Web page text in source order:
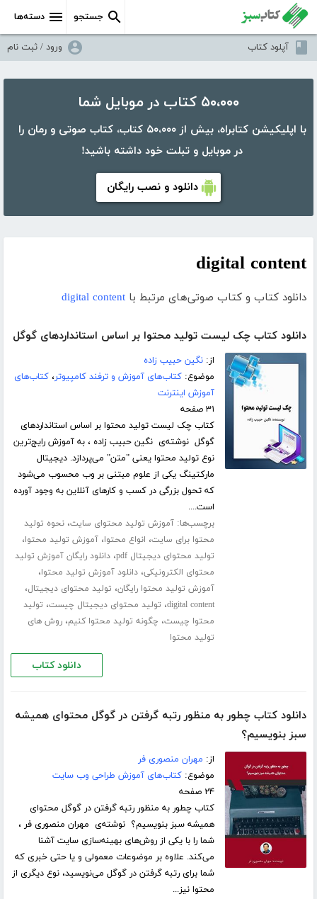
دسته‌ها جستجو
آپلود کتاب ورود / ثبت نام
۵۰،۰۰۰ کتاب در موبایل شما
با اپلیکیشن کتابراه، بیش از ۵۰،۰۰۰ کتاب، کتاب صوتی و رمان را
در موبایل و تبلت خود داشته باشید!
دانلود و نصب رایگان
digital content
دانلود کتاب و کتاب صوتی‌های مرتبط با digital content
دانلود کتاب چک لیست تولید محتوا بر اساس استانداردهای گوگل
از:نگین حبیب زاده
موضوع:کتاب‌های آموزش و ترفند کامپیوتر،کتاب‌های
آموزش اینترنت
۳۱ صفحه
کتاب چک لیست تولید محتوا بر اساس استانداردهای
گوگل نوشته‌ی نگین حبیب زاده ، به آموزش رایج‌ترین
نوع تولید محتوا یعنی "متن" می‌پردازد. دیجیتال
مارکتینگ یکی از علوم مبتنی بر وب محسوب می‌شود
که تحول بزرگی در کسب و کارهای آنلاین به وجود آورده
است....
برچسب‌ها:آموزش تولید محتوای سایت،نحوه تولید
محتوا برای سایت، انواع محتوا،آموزش تولید محتوا،
تولید محتوای دیجیتال pdf ،دانلود رایگان آموزش تولید
محتوای الکترونیکی،دانلود آموزش تولید محتوا،
آموزش تولید محتوا رایگان، تولید محتوای دیجیتال،
digital content، تولید محتوای دیجیتال چیست، تولید
محتوا چیست، چگونه تولید محتوا کنیم،روش های
تولید محتوا
دانلود کتاب
دانلود کتاب چطور به منظور رتبه گرفتن در گوگل محتوای همیشه
سبز بنویسیم؟
از: مهران منصوری فر
موضوع:کتاب‌های آموزش طراحی وب سایت
۲۴ صفحه
کتاب چطور به منظور رتبه گرفتن در گوگل محتوای
همیشه سبز بنویسیم؟ نوشته‌ی مهران منصوری فر ،
شما را با یکی از روش‌های بهینه‌سازی سایت آشنا
می‌کند. علاوه بر موضوعات معمولی و یا حتی خبری که
شما برای رتبه گرفتن در گوگل می‌نویسید، نوع دیگری از
محتوا نیز...